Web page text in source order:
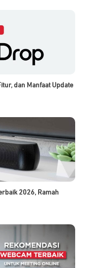
dan Manfaat Update
2026, Ramah